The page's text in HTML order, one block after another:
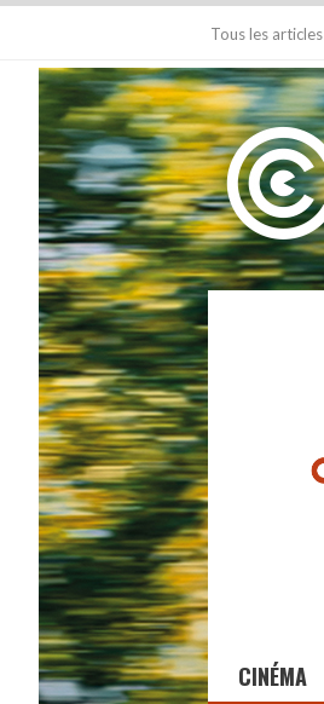
Tous les articles
CINÉMA